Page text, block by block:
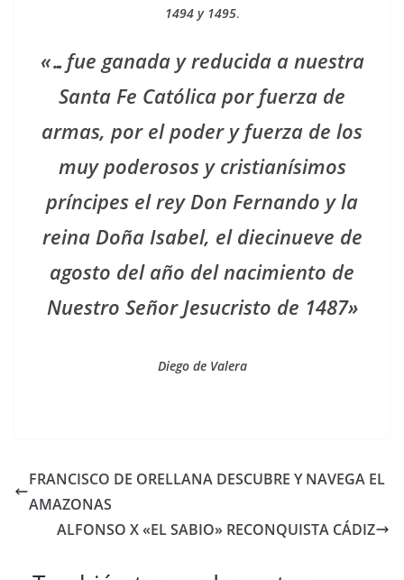
1494 y 1495.
«…fue ganada y reducida a nuestra
Santa Fe Católica por fuerza de
armas, por el poder y fuerza de los
muy poderosos y cristianísimos
príncipes el rey Don Fernando y la
reina Doña Isabel, el diecinueve de
agosto del año del nacimiento de
Nuestro Señor Jesucristo de 1487»
Diego de Valera
FRANCISCO DE ORELLANA DESCUBRE Y NAVEGA EL
AMAZONAS
ALFONSO X «EL SABIO» RECONQUISTA CÁDIZ